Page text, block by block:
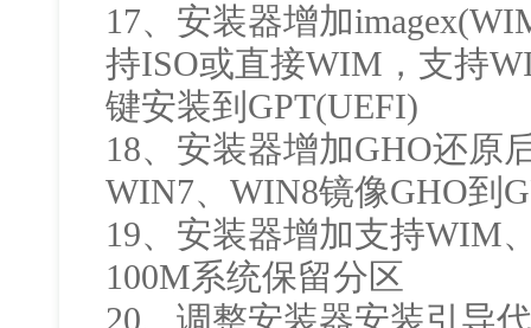
17、安装器增加
持ISO或直接WIM，支持
键安装到GPT(UEFI)
18、安装器增加GHO还原
WIN7、WIN8镜像GHO到
19、安装器增加支持WIM
100M系统保留分区
20、调整安装器安装引导